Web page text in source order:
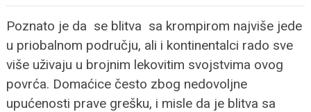
Poznato je da se blitva sa krompirom najviše jede
u priobalnom području, ali i kontinentalci rado sve
više uživaju u brojnim lekovitim svojstvima ovog
povrća. Domaćice često zbog nedovoljne
upućenosti prave grešku, i misle da je blitva sa